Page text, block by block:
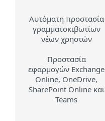
Αυτόματη προστασία
γραμματοκιβωτίων
νέων χρηστών
Προστασία
εφαρμογών Exchange
Online, OneDrive,
SharePoint Online και
Teams